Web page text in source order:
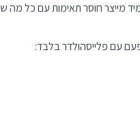
מייצר חוסר תאימות עם כל מה
עם פלייסהולדר בלבד: